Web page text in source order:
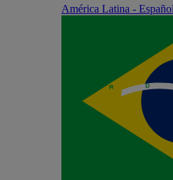
América Latina - Español